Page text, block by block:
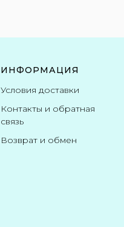
ИНФОРМАЦИЯ
Условия доставки
Контакты и обратная
связь
Возврат и обмен